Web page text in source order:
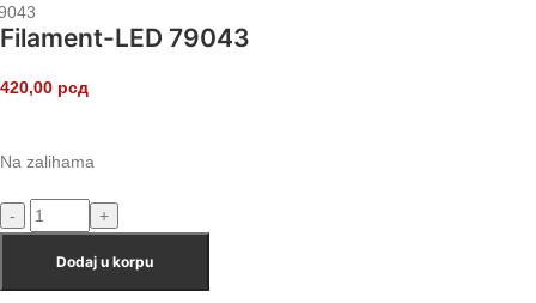
Filament-LED 79043
420,00 рсд
Na zalihama
Dodaj u korpu